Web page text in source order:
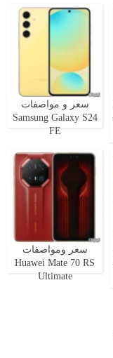
سعر و مواصفات
Samsung Galaxy S24
FE
سعر ومواصفات
Huawei Mate 70 RS
Ultimate